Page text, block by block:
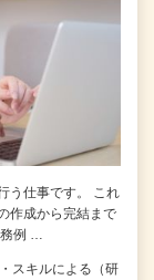
う仕事です。 これ
作成から完結まで
務例 …
スキルによる（研